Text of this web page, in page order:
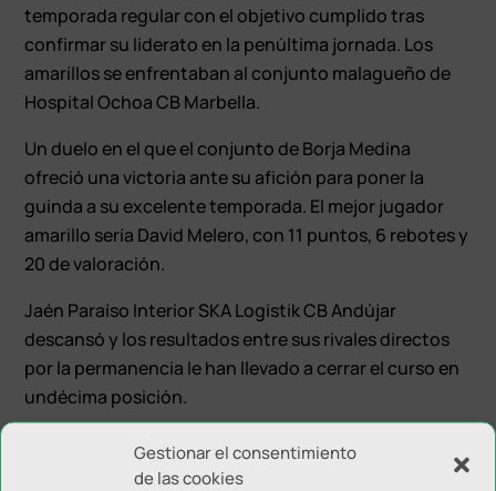
Gestionar el consentimiento
de las cookies
temporada regular con el objetivo cumplido tras
confirmar su liderato en la penúltima jornada. Los
amarillos se enfrentaban al conjunto malagueño de
Hospital Ochoa CB Marbella.
Un duelo en el que el conjunto de Borja Medina
ofreció una victoria ante su afición para poner la
guinda a su excelente temporada. El mejor jugador
amarillo sería David Melero, con 11 puntos, 6 rebotes y
20 de valoración.
Jaén Paraíso Interior SKA Logistik CB Andújar
descansó y los resultados entre sus rivales directos
por la permanencia le han llevado a cerrar el curso en
undécima posición.